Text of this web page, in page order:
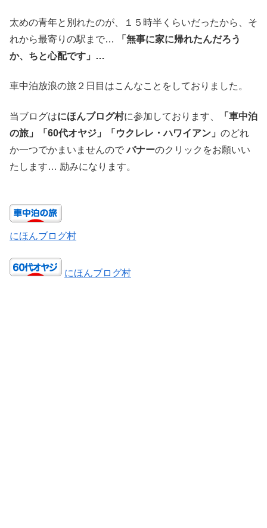
太めの青年と別れたのが、１５時半くらいだったから、そ
れから最寄りの駅まで…
「無事に家に帰れたんだろう
か、ちと心配です」…
車中泊放浪の旅２日目はこんなことをしておりました。
当ブログはにほんブログ村に参加しております、
「車中泊
の旅」「60代オヤジ」「ウクレレ・ハワイアン」 のどれ
か一つでかまいませんのでバナーのクリックをお願いい
たします… 励みになります。
にほんブログ村
にほんブログ村